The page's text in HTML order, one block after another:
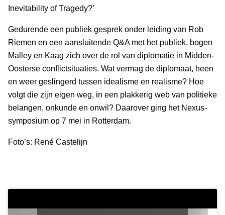
Inevitability of Tragedy?’
Gedurende een publiek gesprek onder leiding van Rob
Riemen en een aansluitende Q&A met het publiek, bogen
Malley en Kaag zich over de rol van diplomatie in Midden-
Oosterse conflictsituaties. Wat vermag de diplomaat, heen
en weer geslingerd tussen idealisme en realisme? Hoe
volgt die zijn eigen weg, in een plakkerig web van politieke
belangen, onkunde en onwil? Daarover ging het Nexus-
symposium op 7 mei in Rotterdam.
Foto’s: René Castelijn